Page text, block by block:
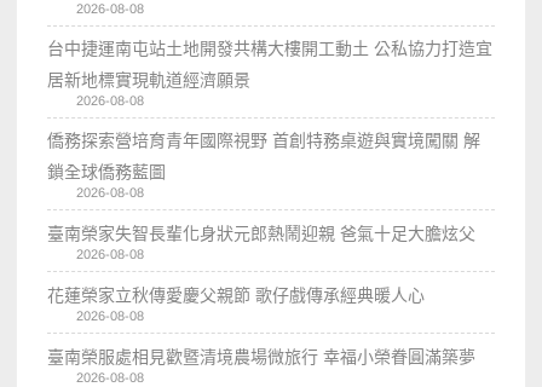
2026-08-08
台中捷運南屯站土地開發共構大樓開工動土 公私協力打造宜
居新地標實現軌道經濟願景
2026-08-08
僑務探索營培育青年國際視野 首創特務桌遊與實境闖關 解
鎖全球僑務藍圖
2026-08-08
臺南榮家失智長輩化身狀元郎熱鬧迎親 爸氣十足大膽炫父
2026-08-08
花蓮榮家立秋傳愛慶父親節 歌仔戲傳承經典暖人心
2026-08-08
臺南榮服處相見歡暨清境農場微旅行 幸福小榮眷圓滿築夢
2026-08-08